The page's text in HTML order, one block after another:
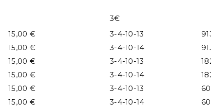
15,00 €
15,00 €
15,00 €
15,00 €
15,00 €
15,00 €
3€
3-4-10-13
3-4-10-14
3-4-10-13
3-4-10-14
3-4-10-13
3-4-10-14